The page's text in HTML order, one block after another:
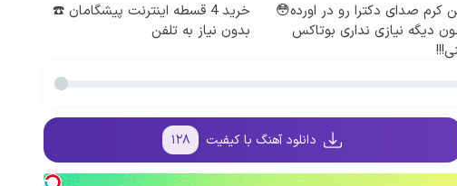
کرم صدای دکترا رو در اورده😳
دیگه نیازی نداری بوتاکس
خرید 4 قسطه اینترنت پیشگامان ☎️
بدون نیاز به تلفن
دانلود آهنگ با کیفیت ۱۲۸